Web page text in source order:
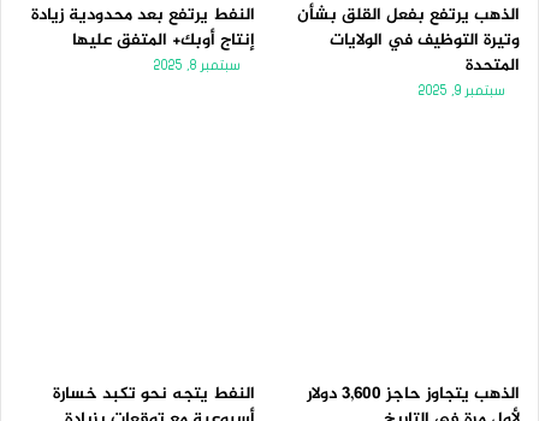
الذهب يرتفع بفعل القلق بشأن
وتيرة التوظيف في الولايات
المتحدة
سبتمبر 9, 2025
النفط يرتفع بعد محدودية زيادة
إنتاج أوبك+ المتفق عليها
سبتمبر 8, 2025
الذهب يتجاوز حاجز 3,600 دولار
النفط يتجه نحو تكبد خسارة